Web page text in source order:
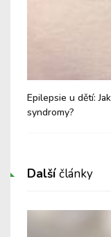
Epilepsie u dětí:
syndromy?
Dalšíčlánky